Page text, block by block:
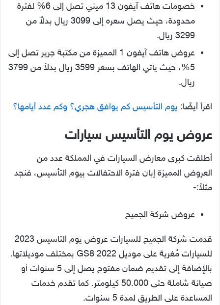
خصومات هاتف آيفون 13 ميني تصل إلى 6% لفترة
محدودة، حيث يصل سعره إلى 3099 ريال بدلاً من
3299 ريال.
عروض هاتف آيفون 1 المميزة من مكتبة جرير تصل إلى
5%، حيث يأتي الهاتف بسعر 3599 ريال بدلاً من 3799
ريال.
اقرأ أيضًا: يوم التأسيس كم يوافق هجري؟ وكم عدد أيامها؟
عروض يوم التأسيس سيارات
أطلقت كبرى معارض السيارات في المملكة عدد من
العروض المميزة إبان فترة الاحتفالات بيوم التأسيس، فنجد
مثلاً:-
عروض شركة الجميح
قدمت شركة الجميح للسيارات عروض يوم التاسيس 2023
للسيارات مُغرية على موديل GS8 2022 بمختلف موديلاتها.
بالإضافة إلى تقديم ضمان مفتوح يصل إلى 5 سنوات أو
صيانة شاملة حتى 50.000 كيلومتر. كما تقدم خدمات
المساعدة على الطريق لمدة 5 سنوات.